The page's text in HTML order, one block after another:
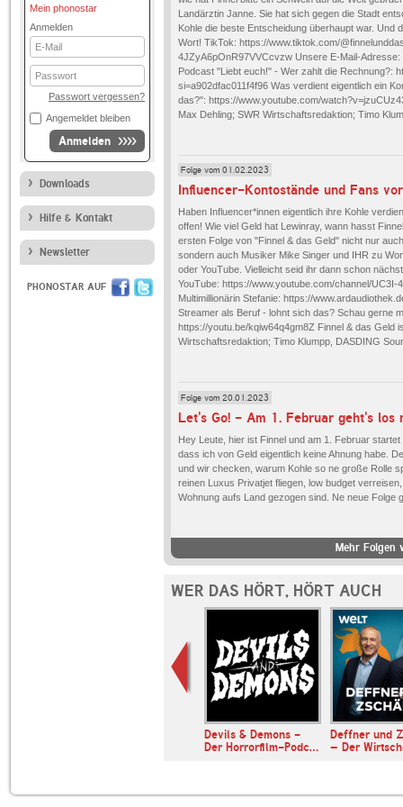
Mein phonostar
Anmelden
E-
Mail
Passwort
Passwort vergessen?
Angemeldet bleiben
Anmelden
Downloads
Hilfe & Kontakt
Newsletter
PHONOSTAR AUF
Landärztin Janne. Sie hat sich gegen die Stadt
Kohle die beste Entscheidung überhaupt war. Und
Wort! TikTok: https://www.tiktok.com/
4JZyA6pOnR97VVCcvzw Unsere E-Mail-
Podcast "Liebt euch!" - Wer zahlt die Rechnung?:
si=a902dfac011f4f96 Was verdient eigentlich ein
das?": https://www.youtube.com/
Max Dehling; SWR Wirtschaftsredaktion; Timo
Folge vom 01.02.2023
Haben Influencer*innen eigentlich ihre Kohle
offen! Wie viel Geld hat Lewinray, wann hasst
ersten Folge von "Finnel & das Geld" nicht nur
sondern auch Musiker Mike Singer und IHR zu
oder YouTube. Vielleicht seid ihr dann schon
YouTube: https://www.youtube.com/channel/
Multimillionärin Stefanie: https://
Streamer als Beruf - lohnt sich das? Schau gerne
https://youtu.be/kqiw64q4gm8Z Finnel & das Geld
Wirtschaftsredaktion; Timo Klumpp, DASDING
Folge vom 20.01.2023
Let's Go! - Am 1. Februar geht's los
Hey Leute, hier ist Finnel und am 1. Februar
dass ich von Geld eigentlich keine Ahnung habe.
und wir checken, warum Kohle so ne große Rolle
reinen Luxus Privatjet fliegen, low budget
Wohnung aufs Land gezogen sind. Ne neue Folge
Mehr Folgen
WER DAS HÖRT, HÖRT AUCH
Devils & Demons -
Der Horrorfilm-Podc…
Deffner und
– Der